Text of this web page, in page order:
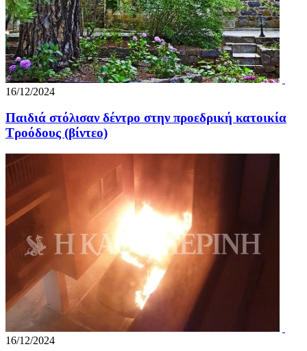
16/12/2024
Παιδιά στόλισαν δέντρο στην προεδρική κατοικία
Τροόδους (βίντεο)
16/12/2024